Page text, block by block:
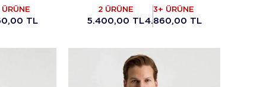
TL
2 ÜRÜNE
5.400,00 TL
3+ ÜRÜNE
4.860,00 TL